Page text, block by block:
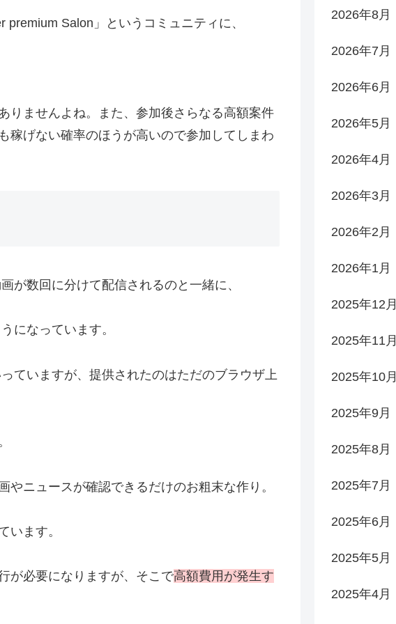
Salon」というコミュニティに、
りませんよね。また、参加後さらなる高額案件
稼げない確率のほうが高いので参加してしまわ
が数回に分けて配信されるのと一緒に、
になっています。
ていますが、提供されたのはただのブラウザ上
ニュースが確認できるだけのお粗末な作り。
います。
が必要になりますが、そこで高額費用が発生す
2026年8月
2026年7月
2026年6月
2026年5月
2026年4月
2026年3月
2026年2月
2026年1月
2025年12月
2025年11月
2025年10月
2025年9月
2025年8月
2025年7月
2025年6月
2025年5月
2025年4月